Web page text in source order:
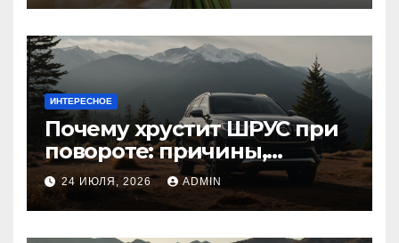
ИНТЕРЕСНОЕ
Почему хрустит ШРУС при
повороте: причины,
диагностика
24 ИЮЛЯ, 2026 ADMIN